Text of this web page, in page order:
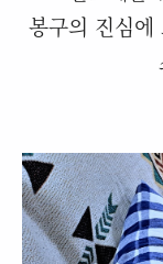
봉구의 진심에